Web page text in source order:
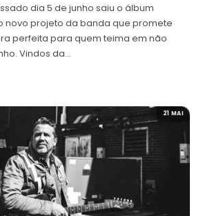
dia 5 de junho saiu o álbum
novo projeto da banda que promete
perfeita para quem teima em não
Vindos da…
21 MAI